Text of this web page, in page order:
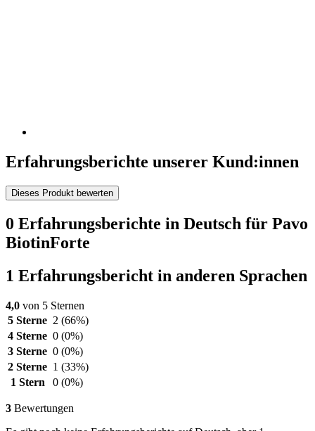
Erfahrungsberichte unserer Kund:innen
Dieses Produkt bewerten
0 Erfahrungsberichte in Deutsch für Pavo
BiotinForte
1 Erfahrungsbericht in anderen Sprachen
4,0 von 5 Sternen
5 Sterne 2 (66%)
4 Sterne 0 (0%)
3 Sterne 0 (0%)
2 Sterne 1 (33%)
1 Stern
0 (0%)
3 Bewertungen